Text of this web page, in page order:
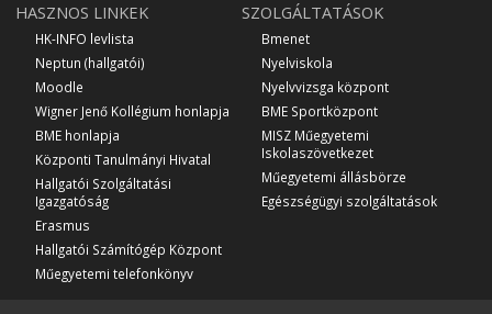
HASZNOS LINKEK
HK-INFO levlista
Neptun (hallgatói)
Moodle
Wigner Jenő Kollégium honlapja
BME honlapja
Központi Tanulmányi Hivatal
Hallgatói Szolgáltatási
Igazgatóság
Erasmus
Hallgatói Számítógép Központ
Műegyetemi telefonkönyv
SZOLGÁLTATÁSOK
Bmenet
Nyelviskola
Nyelvvizsga központ
BME Sportközpont
MISZ Műegyetemi
Iskolaszövetkezet
Műegyetemi állásbörze
Egészségügyi szolgáltatások